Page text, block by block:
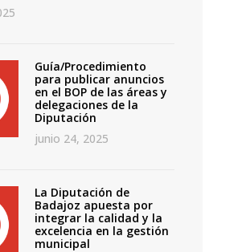
Guía/Procedimiento
para publicar anuncios
en el BOP de las áreas y
delegaciones de la
Diputación
junio 24, 2025
La Diputación de
Badajoz apuesta por
integrar la calidad y la
excelencia en la gestión
municipal